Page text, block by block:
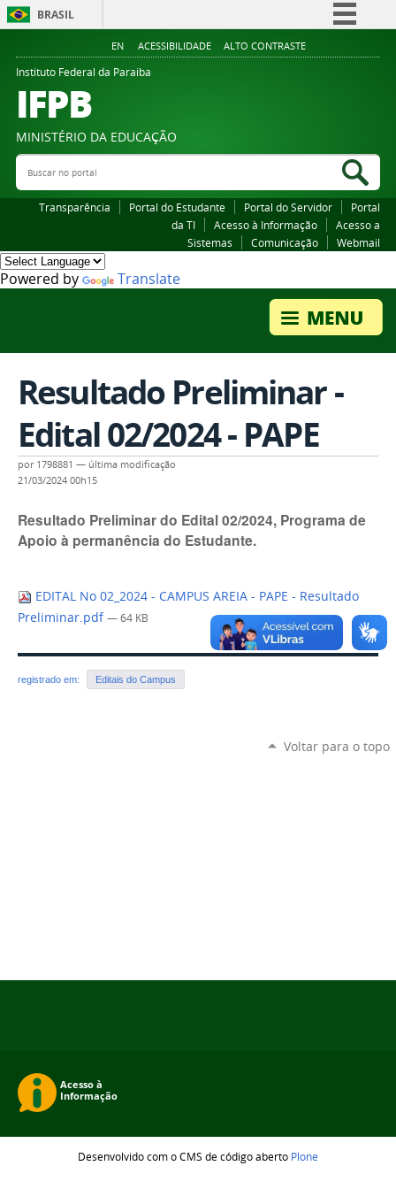
BRASIL
Simplifique!
Legislação
EN ACESSIBILIDADE ALTO CONTRASTE
Instituto Federal da Paraiba
IFPB
MINISTÉRIO DA EDUCAÇÃO
Buscar no portal
Transparência Portal do Estudante Portal do Servidor
Portal
da TI
Acesso à Informação
Acesso a
Sistemas
Comunicação Webmail
Powered by Translate
Resultado Preliminar -
Edital 02/2024 - PAPE
por 1798881 — última modificação
21/03/2024 00h15
Resultado Preliminar do Edital 02/2024, Programa de
Apoio à permanência do Estudante.
EDITAL No 02_2024 - CAMPUS AREIA - PAPE - Resultado
Preliminar.pdf — 64 KB
registrado em: Editais do Campus
Voltar para o topo
Desenvolvido com o CMS de código aberto Plone